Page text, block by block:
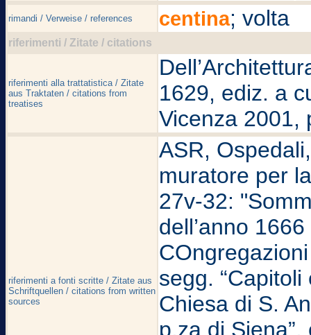
rimandi / Verweise / references centina; volta
riferimenti / Zitate / citations
riferimenti alla trattatistica / Zitate
aus Traktaten / citations from
treatises
1629, ediz. a
Vicenza 2001,
riferimenti a fonti scritte / Zitate aus
Schriftquellen / citations from written
sources
ASR,
muratore per
27v-32:
dell’anno
segg.
Chiesa di S.
p.za di